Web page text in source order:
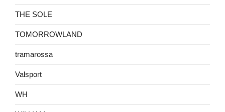
THE SOLE
TOMORROWLAND
tramarossa
Valsport
WH